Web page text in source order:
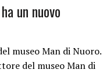
un nuovo
museo Man di Nuoro.
del museo Man di